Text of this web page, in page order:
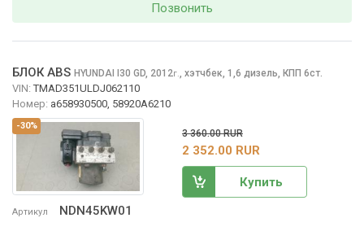
Позвонить
-30%
Артикул NDN45KW01
БЛОК ABS HYUNDAI I30 GD, 2012г., хэтчбек, 1,6 дизель, КПП 6ст.
VIN: TMAD351ULDJ062110
Номер: a658930500, 58920A6210
3 360.00 RUR
2 352.00 RUR
Купить